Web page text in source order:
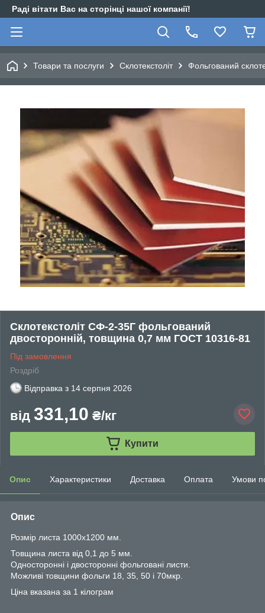
Раді вітати Вас на сторінці нашої компанії!
Товари та послуги Склотекстоліт Фольгований
Склотекстоліт СФ-2-35Г фольгований
двосторонній, товщина 0,7 мм ГОСТ 10316-81
Під замовлення
Роздріб
Відправка з 14 серпня 2026
від 331,10 ₴/кг
Купити
Опис Характеристики Доставка Оплата Умови
Опис
Розмір листа 1000х1200 мм.
Товщина листа від 0,1 до 5 мм.
Односторонні і двосторонні фольговані листи.
Можливі товщини фольги 18, 35, 50 і 70мкр.
Ціна вказана за 1 кілограм